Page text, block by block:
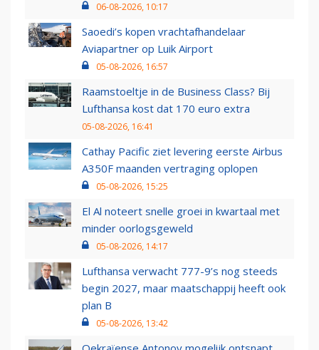
06-08-2026, 10:17
Saoedi’s kopen vrachtafhandelaar
Aviapartner op Luik Airport
05-08-2026, 16:57
Raamstoeltje in de Business Class? Bij
Lufthansa kost dat 170 euro extra
05-08-2026, 16:41
Cathay Pacific ziet levering eerste Airbus
A350F maanden vertraging oplopen
05-08-2026, 15:25
El Al noteert snelle groei in kwartaal met
minder oorlogsgeweld
05-08-2026, 14:17
Lufthansa verwacht 777-9’s nog steeds
begin 2027, maar maatschappij heeft ook
plan B
05-08-2026, 13:42